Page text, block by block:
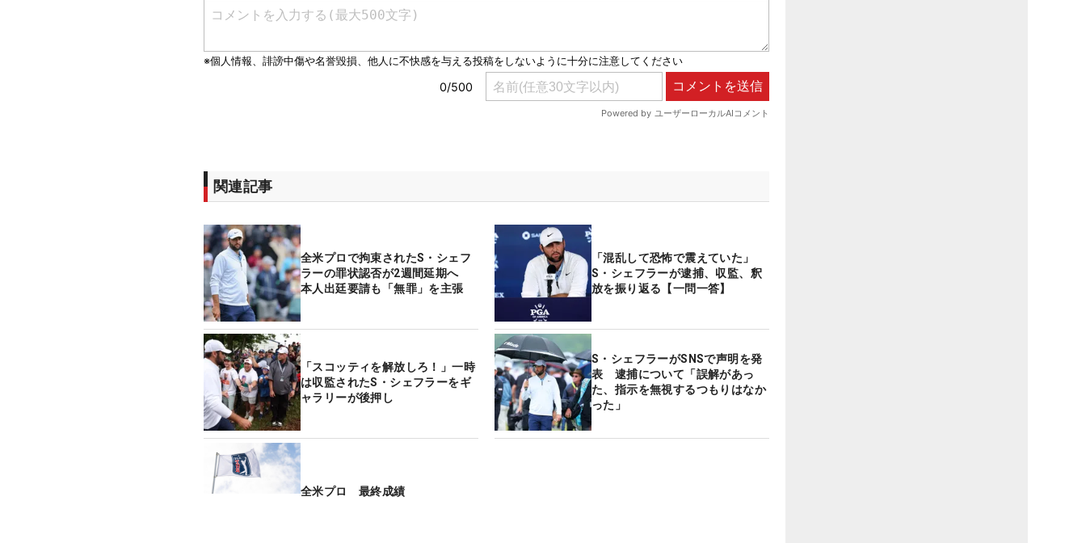
関連記事
全米プロで拘束されたS・シェフ
ラーの罪状認否が2週間延期へ
本人出廷要請も「無罪」を主張
「混乱して恐怖で震えていた」
S・シェフラーが逮捕、収監、釈
放を振り返る【一問一答】
「スコッティを解放しろ！」一時
は収監されたS・シェフラーをギ
ャラリーが後押し
S・シェフラーがSNSで声明を発
表 逮捕について「誤解があっ
た、指示を無視するつもりはなか
った」
全米プロ 最終成績